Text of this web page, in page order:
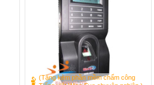
(Tặng kèm phần mềm chấm công